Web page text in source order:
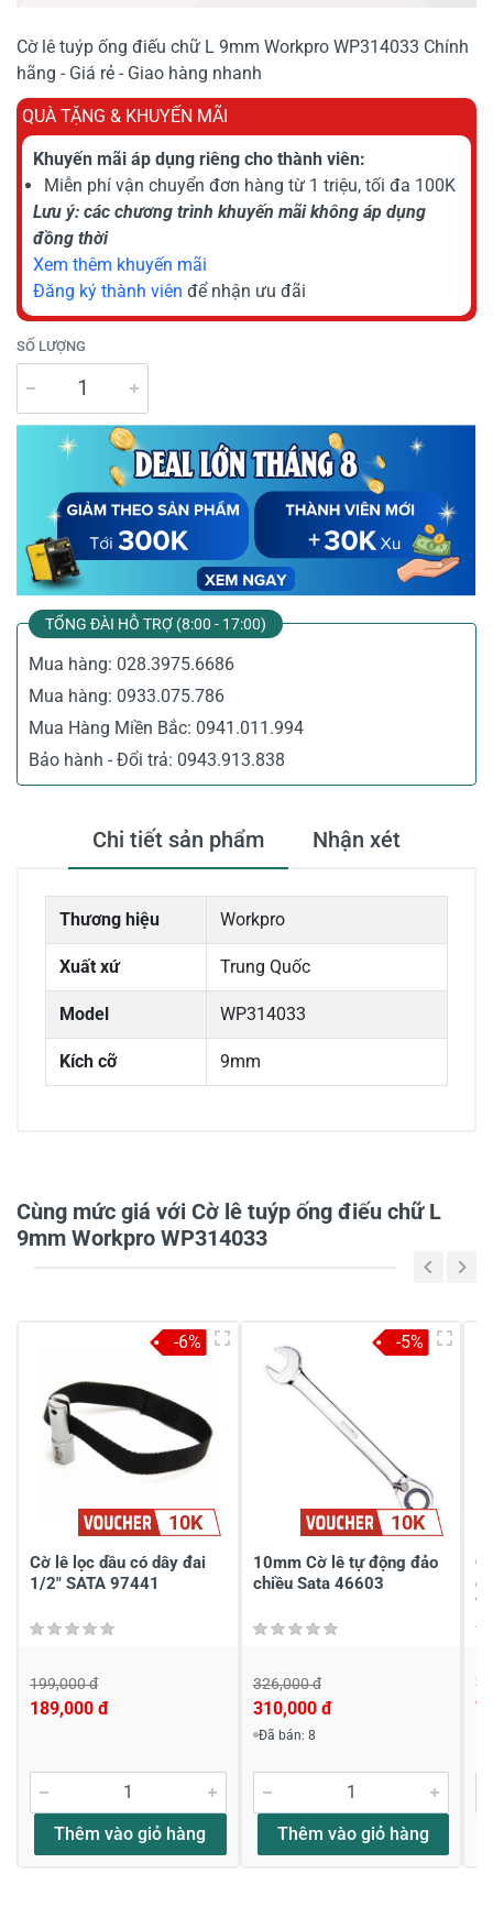
Cờ lê tuýp ống điếu chữ L 9mm Workpro WP314033 Chính
hãng - Giá rẻ - Giao hàng nhanh
QUÀ TẶNG & KHUYẾN MÃI
Khuyến mãi áp dụng riêng cho thành viên:
Miễn phí vận chuyển đơn hàng từ 1 triệu, tối đa 100K
Lưu ý: các chương trình khuyến mãi không áp dụng
đồng thời
Xem thêm khuyến mãi
Đăng ký thành viên để nhận ưu đãi
SỐ LƯỢNG
TỔNG ĐÀI HỖ TRỢ (8:00 - 17:00)
Mua hàng: 028.3975.6686
Mua hàng: 0933.075.786
Mua Hàng Miền Bắc: 0941.011.994
Bảo hành - Đổi trả: 0943.913.838
Chi tiết sản phẩm Nhận xét
Thương hiệu Workpro
Xuất xứ Trung Quốc
Model WP314033
Kích cỡ 9mm
2
1
Viết nhận xét của bạn
Viết nhận xét về sản phẩm
Đánh giá sao
Cùng mức giá với Cờ lê tuýp ống điếu chữ L
9mm Workpro WP314033
10K
Cờ lê lọc dầu có dây đai
1/2" SATA 97441
199,000 đ
189,000 đ
Thêm vào giỏ hàng
-6%
10K
10mm Cờ lê tự động đảo
chiều Sata 46603
326,000 đ
310,000 đ
Đã bán: 8
Thêm vào giỏ hàng
-5%